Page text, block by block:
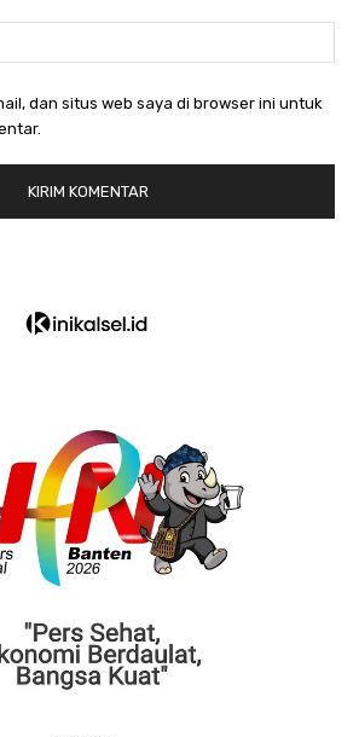
dan situs web saya di browser ini untuk